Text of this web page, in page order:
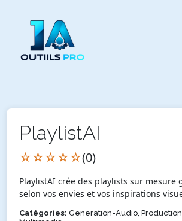
PlaylistAI
☆☆☆☆☆(0)
PlaylistAI crée des playlists sur mesure
selon vos envies et vos inspirations
Catégories: Generation-Audio,